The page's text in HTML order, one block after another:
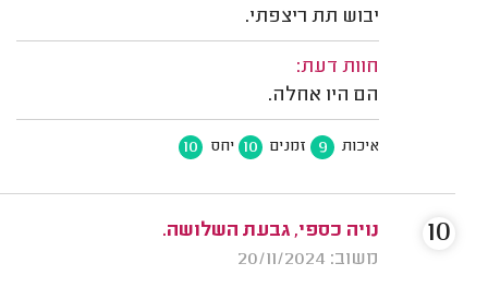
יבוש תת ריצפתי.
חוות דעת:
הם היו אחלה.
איכות 9 זמנים 10 יחס 10
נויה כספי, גבעת השלושה.
משוב: 20/11/2024
10